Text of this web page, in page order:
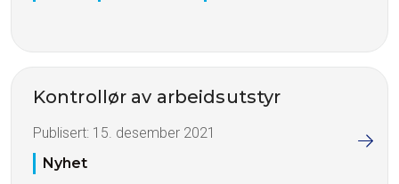
Kontrollør av arbeidsutstyr
Publisert: 15. desember 2021
Nyhet